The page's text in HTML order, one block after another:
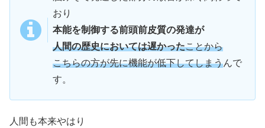
おり
本能を制御する前頭前皮質の発達が
人間の歴史においては遅かったことから
こちらの方が先に機能が低下してしまうんで
す。
人間も本来やはり